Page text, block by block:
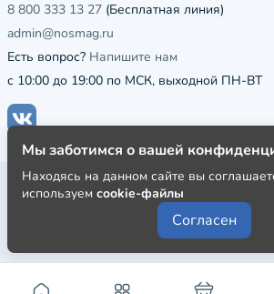
8 800 333 13 27 (Бесплатная линия)
admin@nosmag.ru
Есть вопрос? Напишите нам
с 10:00 до 19:00 по МСК, выходной ПН-ВТ
Публичная оферта
Пользовательское соглашение
Политика конфиденциальности
Мы заботимся о вашей
Находясь на данном сайте вы
используем cookie-файлы
Согласен